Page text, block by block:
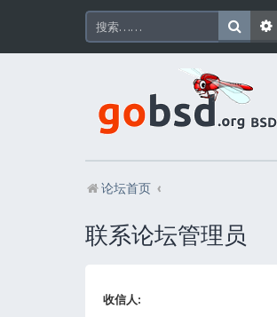
论坛首页
联系论坛管理员
收信人: